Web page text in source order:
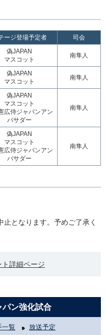
ージ登場予定者
司会
偽JAPAN
マスコット
南隼人
偽JAPAN
マスコット
南隼人
偽JAPAN
マスコット
広侍ジャパンアン
バサダー
南隼人
偽JAPAN
マスコット
広侍ジャパンアン
バサダー
南隼人
となります。予めご了承く
詳細ページ
パン強化試合
一覧 放送予定